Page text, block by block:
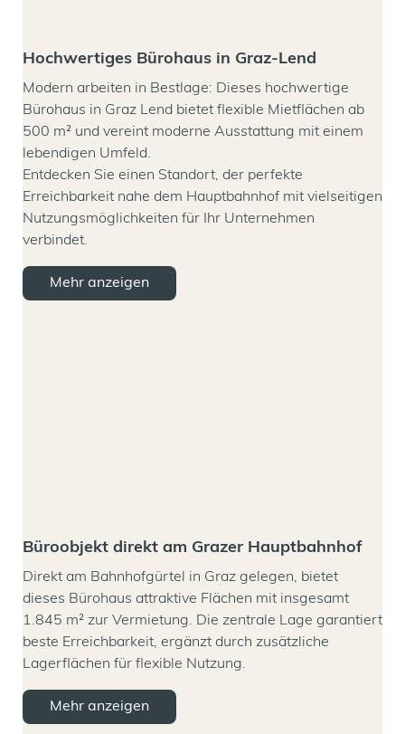
Hochwertiges Bürohaus in Graz-Lend
Modern arbeiten in Bestlage: Dieses hochwertige
Bürohaus in Graz Lend bietet flexible Mietflächen ab
500 m² und vereint moderne Ausstattung mit einem
lebendigen Umfeld.
Entdecken Sie einen Standort, der perfekte
Erreichbarkeit nahe dem Hauptbahnhof mit vielseitigen
Nutzungsmöglichkeiten für Ihr Unternehmen
verbindet.
Mehr anzeigen
Büroobjekt direkt am Grazer Hauptbahnhof
Direkt am Bahnhofgürtel in Graz gelegen, bietet
dieses Bürohaus attraktive Flächen mit insgesamt
1.845 m² zur Vermietung. Die zentrale Lage garantiert
beste Erreichbarkeit, ergänzt durch zusätzliche
Lagerflächen für flexible Nutzung.
Mehr anzeigen